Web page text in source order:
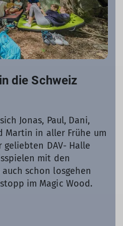
die Schweiz
Jonas, Paul, Dani,
Martin in aller Frühe um
geliebten DAV- Halle
mit den
schon losgehen
im Magic Wood.